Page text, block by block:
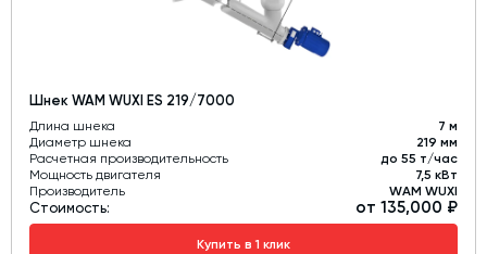
Шнек WAM WUXI ES 219/7000
Длина шнека
7 м
Диаметр шнека
219 мм
Расчетная производительность
до 55 т/час
Мощность двигателя
7,5 кВт
Производитель
WAM WUXI
Стоимость: от 135,000 ₽
Купить в 1 клик